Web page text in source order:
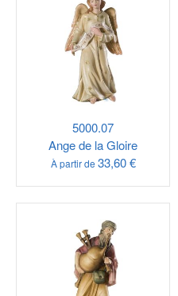
5000.07
Ange de la Gloire
À partir de 33,60 €